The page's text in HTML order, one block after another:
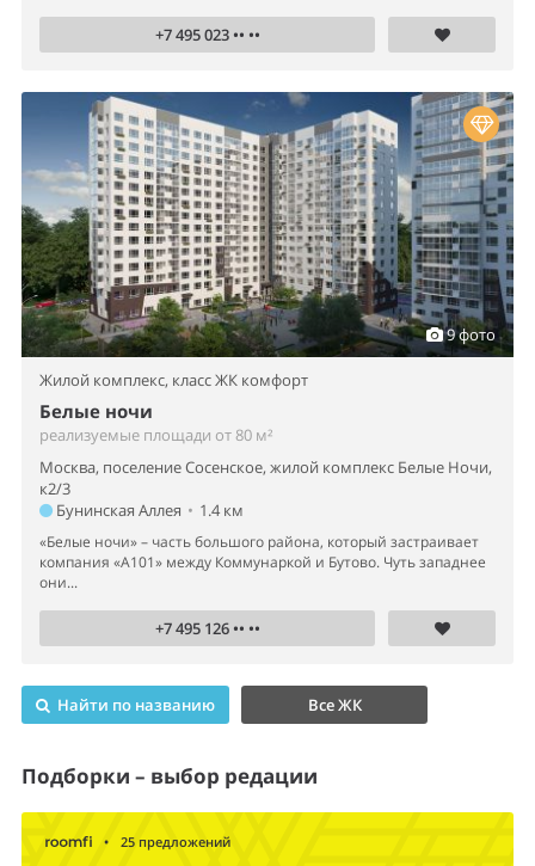
+7 495 023 •• ••
9 фото
Жилой комплекс, класс ЖК комфорт
Белые ночи
реализуемые площади от 80 м²
Москва, поселение Сосенское, жилой комплекс Белые Ночи,
к2/3
Бунинская Аллея • 1.4 км
«Белые ночи» – часть большого района, который застраивает
компания «А101» между Коммунаркой и Бутово. Чуть западнее
они...
+7 495 126 •• ••
Найти по названию Все ЖК
Подборки – выбор редации
• 25 предложений